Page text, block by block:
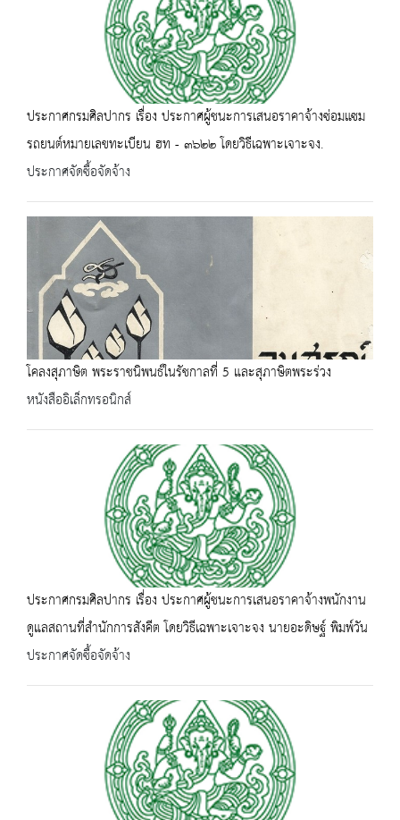
ประกาศกรมศิลปากร เรื่อง ประกาศผู้ชนะการเสนอราคาจ้างซ่อมแซม
รถยนต์หมายเลขทะเบียน ฮท - ๓๖๒๒ โดยวิธีเฉพาะเจาะจง.
ประกาศจัดซื้อจัดจ้าง
โคลงสุภาษิต พระราชนิพนธ์ในรัชกาลที่ 5 และสุภาษิตพระร่วง
หนังสืออิเล็กทรอนิกส์
ประกาศกรมศิลปากร เรื่อง ประกาศผู้ชนะการเสนอราคาจ้างพนักงาน
ดูแลสถานที่สำนักการสังคีต โดยวิธีเฉพาะเจาะจง นายอะดิษฐ์ พิมพ์วัน
ประกาศจัดซื้อจัดจ้าง